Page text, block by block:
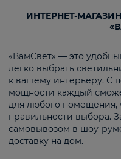
ИНТЕРНЕТ-
«ВамСвет» — это
легко выбрать
к вашему интерьеру. С
мощности каждый
для любого помещения,
правильности выбора.
самовывозом в шоу-
доставку на дом.